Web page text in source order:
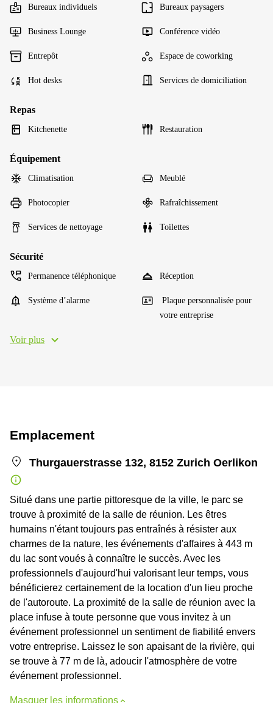
Bureaux individuels Bureaux paysagers
Business Lounge Conférence vidéo
Entrepôt Espace de coworking
Hot desks Services de domiciliation
Repas
Kitchenette Restauration
Équipement
Climatisation Meublé
Photocopier Rafraîchissement
Services de nettoyage Toilettes
Sécurité
Permanence téléphonique Réception
Système d’alarme
Plaque personnalisée pour
votre entreprise
Voir plus
Emplacement
Thurgauerstrasse 132, 8152 Zurich Oerlikon
Situé dans une partie pittoresque de la ville, le parc se
trouve à proximité de la salle de réunion. Les êtres
humains n'étant toujours pas entraînés à résister aux
charmes de la nature, les événements d'affaires à 443 m
du lac sont voués à connaître le succès. Avec les
professionnels d'aujourd'hui valorisant leur temps, vous
bénéficierez certainement de la location d'un lieu proche
de l'autoroute. La proximité de la salle de réunion avec la
place infuse à toute personne que vous invitez à un
événement professionnel un sentiment de fiabilité envers
votre entreprise. Laissez le son apaisant de la rivière, qui
se trouve à 77 m de là, adoucir l'atmosphère de votre
événement professionnel.
Masquer les informations